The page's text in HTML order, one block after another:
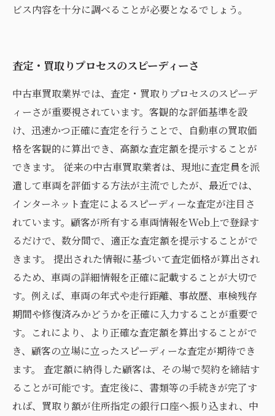
ビス内容を十分に調べることが必要となるでしょう。
査定・買取りプロセスのスピーディーさ
中古車買取業界では、査定・買取りプロセスのスピーデ
ィーさが重要視されています。客観的な評価基準を設
け、迅速かつ正確に査定を行うことで、自動車の買取価
格を客観的に算出でき、高額な査定額を提示することが
できます。 従来の中古車買取業者は、現地に査定員を派
遣して車両を評価する方法が主流でしたが、最近では、
インターネット査定によるスピーディーな査定が注目さ
れています。顧客が所有する車両情報をWeb上で登録す
るだけで、数分間で、適正な査定額を提示することがで
きます。 提出された情報に基づいて査定価格が算出され
るため、車両の詳細情報を正確に記載することが大切で
す。例えば、車両の年式や走行距離、事故歴、車検残存
期間や修復済みかどうかを正確に入力することが重要で
す。これにより、より正確な査定額を算出することがで
き、顧客の立場に立ったスピーディーな査定が期待でき
ます。 査定額に納得した顧客は、その場で契約を締結す
ることが可能です。査定後に、書類等の手続きが完了す
れば、買取り額が住所指定の銀行口座へ振り込まれ、中